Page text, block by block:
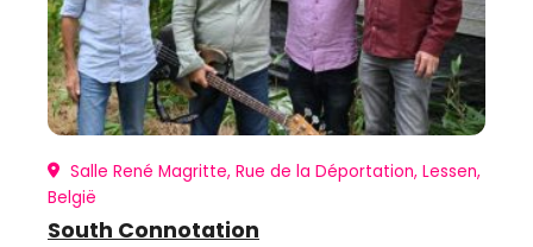
Salle René Magritte, Rue de la Déportation, Lessen,
België
South Connotation